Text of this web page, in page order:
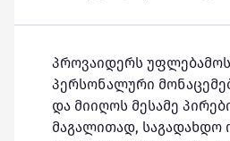
პროვაიდერს
პერსონალური
და მიიღოს მესამე
მაგალითად, საგადახდო